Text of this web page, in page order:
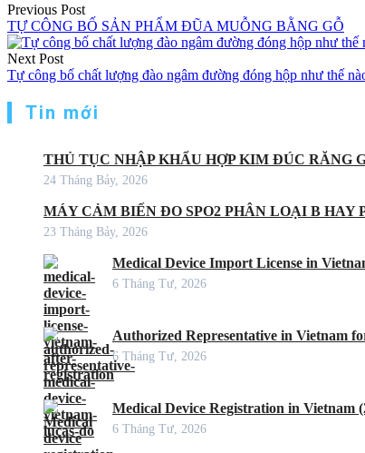
Previous Post
TỰ CÔNG BỐ SẢN PHẨM ĐŨA MUỖNG BẰNG GỖ
Next Post
Tự công bố chất lượng đào ngâm đường đóng hộp như thế
Tin mới
THỦ TỤC NHẬP KHẨU HỢP KIM ĐÚC RĂNG
24 Tháng Bảy, 2026
MÁY CẢM BIẾN ĐO SPO2 PHÂN LOẠI B HAY
23 Tháng Bảy, 2026
Medical Device Import License in
6 Tháng Tư, 2026
Authorized Representative in Vietnam
6 Tháng Tư, 2026
Medical Device Registration in Vietnam
6 Tháng Tư, 2026